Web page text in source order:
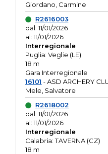
Giordano, Carmine
R2616003
dal: 11/01/2026
al: 11/01/2026
Interregionale
Puglia: Veglie (LE)
18 m
Gara Interregionale
16101 - ASD ARCHERY
Mele, Salvatore
R2618002
dal: 11/01/2026
al: 11/01/2026
Interregionale
Calabria: TAVERNA (CZ)
18 m